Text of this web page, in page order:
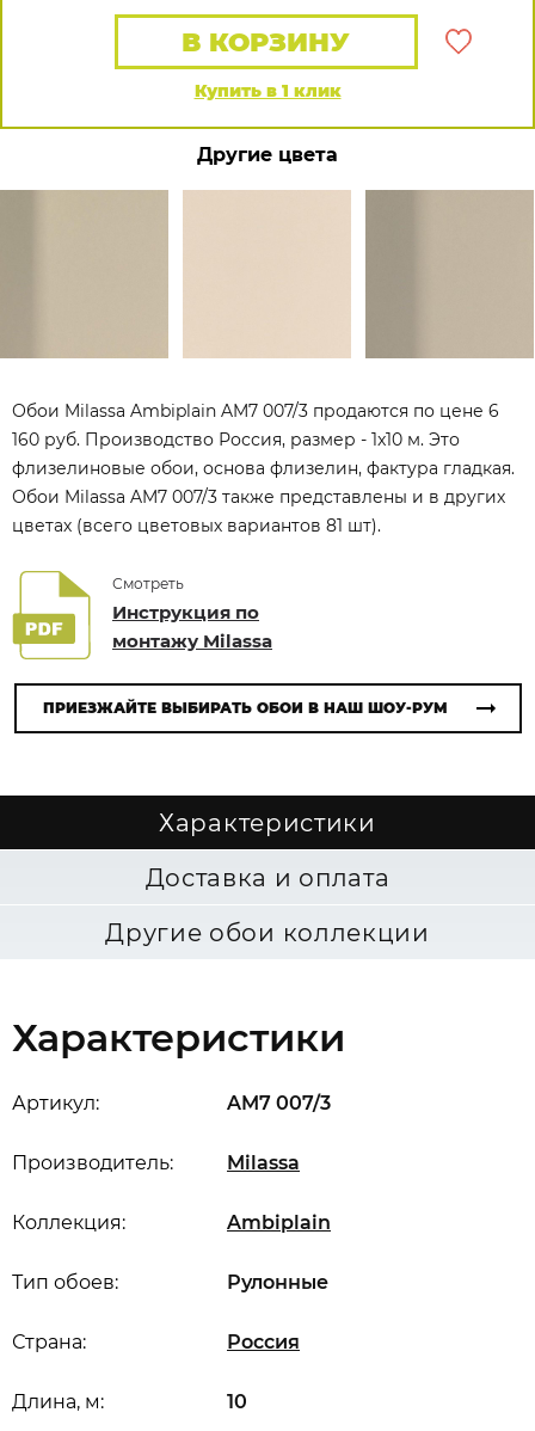
Купить в 1 клик
В КОРЗИНУ
Другие цвета
Обои Milassa Ambiplain AM7 007/3 продаются по цене 6
160 руб. Производство Россия, размер - 1x10 м. Это
флизелиновые обои, основа флизелин, фактура гладкая.
Обои Milassa AM7 007/3 также представлены и в других
цветах (всего цветовых вариантов 81 шт).
Смотреть
Инструкция по
монтажу Milassa
ПРИЕЗЖАЙТЕ ВЫБИРАТЬ ОБОИ В НАШ ШОУ-РУМ
Характеристики
Доставка и оплата
Другие обои коллекции
Характеристики
Артикул: AM7 007/3
Производитель: Milassa
Коллекция: Ambiplain
Длина, м: 10
Страна: Россия
Тип обоев: Рулонные